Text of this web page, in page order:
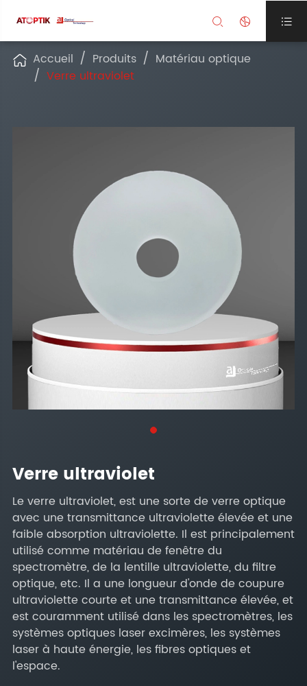
  
 Accueil Produits
Matériau optique
Verre ultraviolet
Verre ultraviolet
Le verre ultraviolet, est une sorte de verre optique
avec une transmittance ultraviolette élevée et une
faible absorption ultraviolette. Il est principalement
utilisé comme matériau de fenêtre du
spectromètre, de la lentille ultraviolette, du filtre
optique, etc. Il a une longueur d'onde de coupure
ultraviolette courte et une transmittance élevée, et
est couramment utilisé dans les spectromètres, les
systèmes optiques laser excimères, les systèmes
laser à haute énergie, les fibres optiques et
l'espace.